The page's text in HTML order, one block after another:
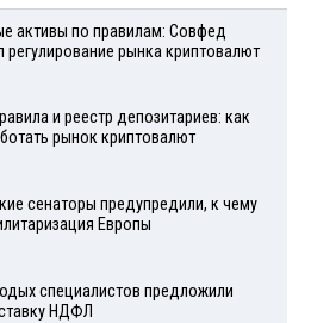
активы по правилам: Совфед
регулирование рынка криптовалют
и реестр депозитариев: как
рынок криптовалют
сенаторы предупредили, к чему
Европы
специалистов предложили
НДФЛ